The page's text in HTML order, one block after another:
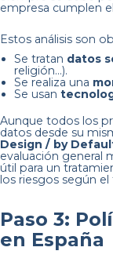
empresa cumplen
Estos análisis son
Se tratan datos
religión…).
Se realiza una
Se usan
Aunque todos los
datos desde su
Design / by
evaluación general
útil para un
los riesgos según
Paso 3:
en España